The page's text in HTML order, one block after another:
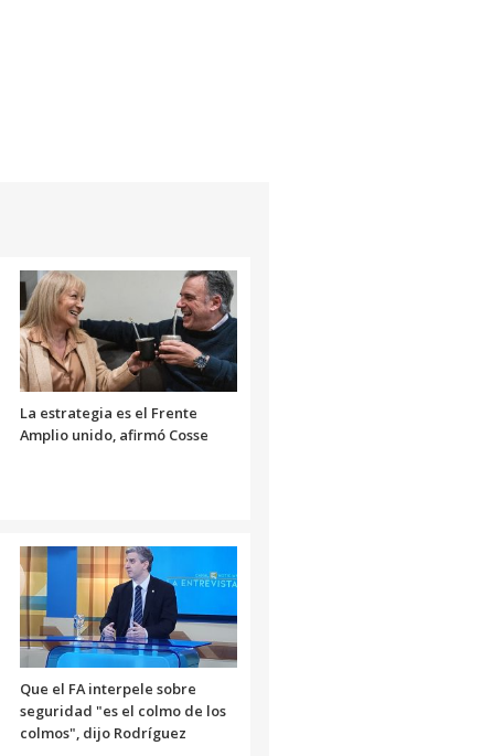
La estrategia es el Frente
Amplio unido, afirmó Cosse
Que el FA interpele sobre
seguridad "es el colmo de los
colmos", dijo Rodríguez